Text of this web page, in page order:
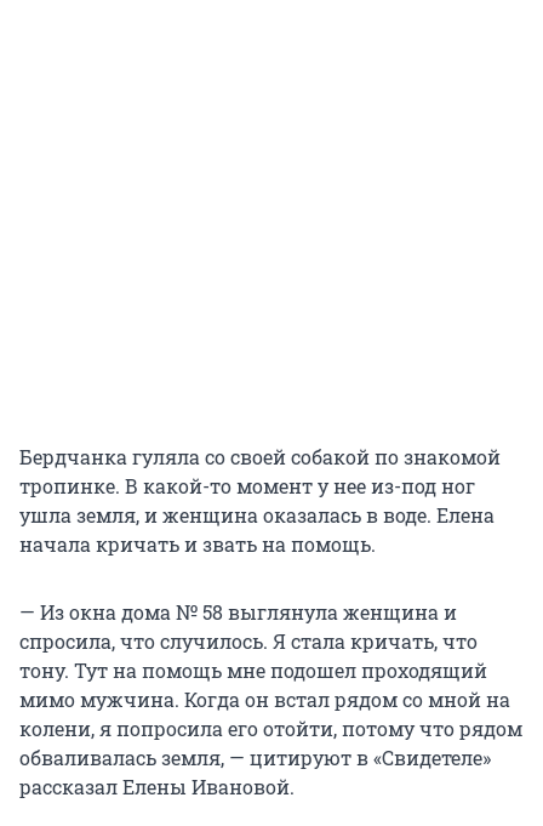
Бердчанка гуляла со своей собакой по знакомой
тропинке. В какой-то момент у нее из-под ног
ушла земля, и женщина оказалась в воде. Елена
начала кричать и звать на помощь.
— Из окна дома № 58 выглянула женщина и
спросила, что случилось. Я стала кричать, что
тону. Тут на помощь мне подошел проходящий
мимо мужчина. Когда он встал рядом со мной на
колени, я попросила его отойти, потому что рядом
обваливалась земля, — цитируют в «Свидетеле»
рассказал Елены Ивановой.